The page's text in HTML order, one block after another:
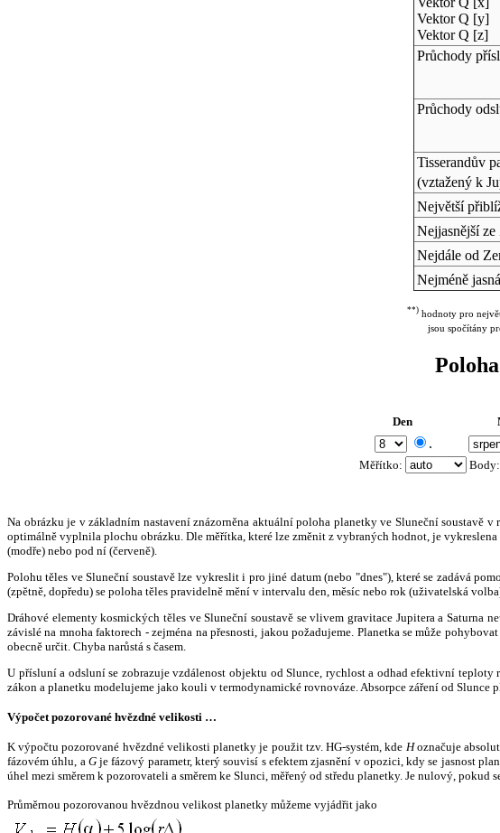
Vektor Q [y]
Vektor Q [z]
Průchody
Průchody
Tisserandův
(vztažený k
Největší
Nejjasnější ze
Nejdále od
Nejméně
**) hodnoty pro
jsou spočítány
Den
.
Měřítko: Body:
Na obrázku je v základním nastavení znázorněna aktuální poloha planetky ve Sluneční
optimálně vyplnila plochu obrázku. Dle měřítka, které lze změnit z vybraných hodnot, je
(modře) nebo pod ní (červeně).
Polohu těles ve Sluneční soustavě lze vykreslit i pro jiné datum (nebo "dnes"), které se zadává
(zpětně, dopředu) se poloha těles pravidelně mění v intervalu den, měsíc nebo rok (uživatelská
Dráhové elementy kosmických těles ve Sluneční soustavě se vlivem gravitace Jupitera a
závislé na mnoha faktorech - zejména na přesnosti, jakou požadujeme. Planetka se může
obecně určit. Chyba narůstá s časem.
U přísluní a odsluní se zobrazuje vzdálenost objektu od Slunce, rychlost a odhad efektivní
zákon a planetku modelujeme jako kouli v termodynamické rovnováze. Absorpce záření od Slunce
Výpočet pozorované hvězdné velikosti …
K výpočtu pozorované hvězdné velikosti planetky je použit tzv. HG-systém, kde Hoznačuje
fázovém úhlu, a Gje fázový parametr, který souvisí s efektem zjasnění v opozici, kdy se jasnost
úhel mezi směrem k pozorovateli a směrem ke Slunci, měřený od středu planetky. Je nulový, pokud
Průměrnou pozorovanou hvězdnou velikost planetky můžeme vyjádřit jako